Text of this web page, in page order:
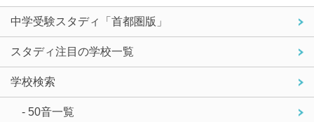
中学受験スタディ「首都圏版」
スタディ注目の学校一覧
学校検索
- 50音一覧